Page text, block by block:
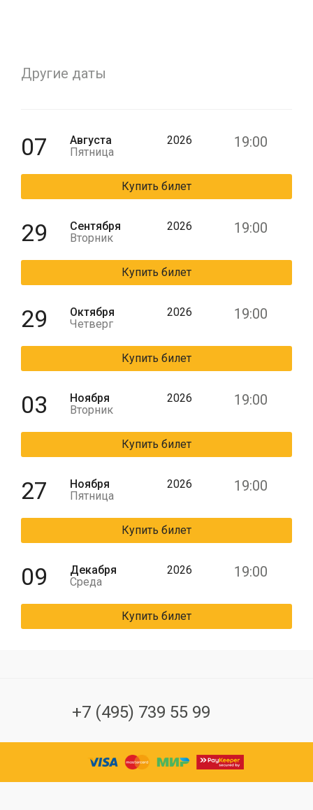
Другие даты
07
Августа
Пятница
2026 19:00
Купить билет
29
Сентября
Вторник
2026 19:00
Купить билет
29
Октября
Четверг
2026 19:00
Купить билет
03
Ноября
Вторник
2026 19:00
Купить билет
27
Ноября
Пятница
2026 19:00
Купить билет
09
Декабря
Среда
2026 19:00
Купить билет
+7 (495) 739 55 99